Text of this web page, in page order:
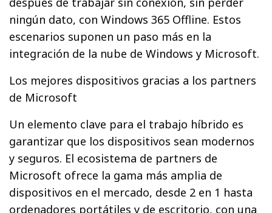
ningún dato, con Windows 365 Offline. Estos
escenarios suponen un paso más en la
integración de la nube de Windows y Microsoft.
Los mejores dispositivos gracias a los partners
de Microsoft
Un elemento clave para el trabajo híbrido es
garantizar que los dispositivos sean modernos
y seguros. El ecosistema de partners de
Microsoft ofrece la gama más amplia de
dispositivos en el mercado, desde 2 en 1 hasta
ordenadores portátiles y de escritorio, con una